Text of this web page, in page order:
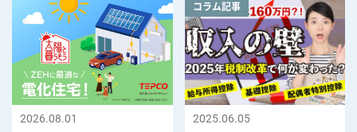
2026.08.01
コラム記事
2025.06.05